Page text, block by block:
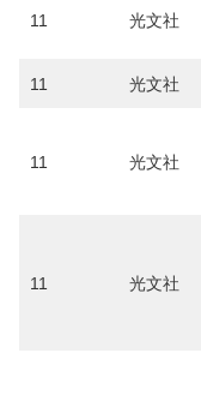
11 光文社
11 光文社
11 光文社
11 光文社